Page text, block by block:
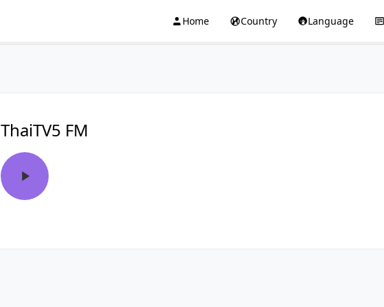
Home Country Language
ThaiTV5 FM